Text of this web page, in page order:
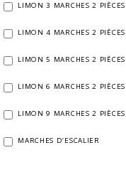
LIMON 3 MARCHES 2 PIÈCES
LIMON 4 MARCHES 2 PIÈCES
LIMON 5 MARCHES 2 PIÈCES
LIMON 6 MARCHES 2 PIÈCES
LIMON 9 MARCHES 2 PIÈCES
MARCHES D’ESCALIER